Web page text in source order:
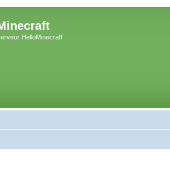
HelloMinecraft